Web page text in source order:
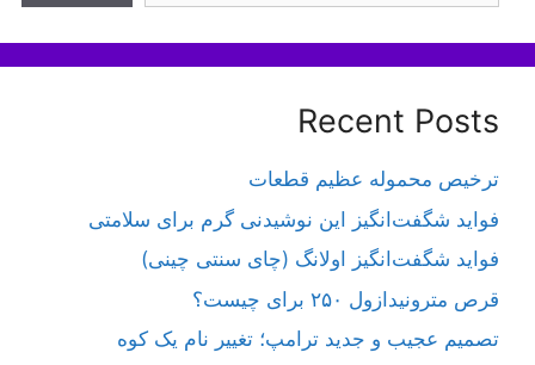
Recent Posts
ترخیص محموله عظیم قطعات
فواید شگفت‌انگیز این نوشیدنی گرم برای سلامتی
فواید شگفت‌انگیز اولانگ (چای سنتی چینی)
قرص مترونیدازول ۲۵۰ برای چیست؟
تصمیم عجیب و جدید ترامپ؛ تغییر نام یک کوه